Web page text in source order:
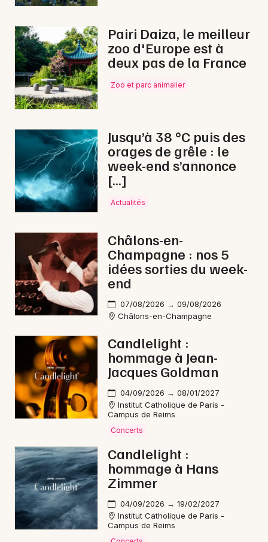
Pairi Daiza, le meilleur
zoo d'Europe est à
deux pas de la France
Zoo et parc animalier
Jusqu’à 38 °C puis des
orages de grêle : le
week-end s’annonce
[…]
Actualités
Châlons-en-
Champagne : nos 5
idées sorties du week-
end
07/08/2026 → 09/08/2026
Châlons-en-Champagne
Candlelight :
hommage à Jean-
Jacques Goldman
04/09/2026 → 08/01/2027
Institut Catholique de Paris -
Campus de Reims
Concerts
Candlelight :
hommage à Hans
Zimmer
04/09/2026 → 19/02/2027
Institut Catholique de Paris -
Campus de Reims